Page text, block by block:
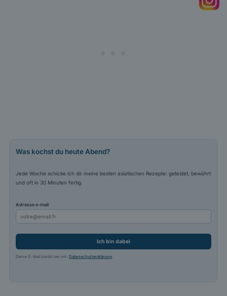
Was kochst du heute Abend?
Jede Woche schicke ich dir meine besten asiatischen Rezepte: getestet, bewährt
und oft in 30 Minuten fertig.
Adresse e-mail
Ich bin dabei
Deine E-Mail bleibt bei mir.Datenschutzerklärung.